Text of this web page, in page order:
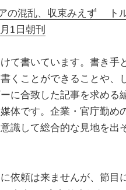
の混乱、収束みえず ト
1日朝刊
て書いています。書き手
くことができることや、
に合致した記事を求める
体です。企業・官庁勤め
識して総合的な見地を出
依頼は来ませんが、節目